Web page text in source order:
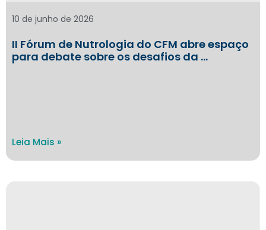
II Fórum de Nutrologia do CFM abre espaço
para debate sobre os desafios da …
10 de junho de 2026
Leia Mais »